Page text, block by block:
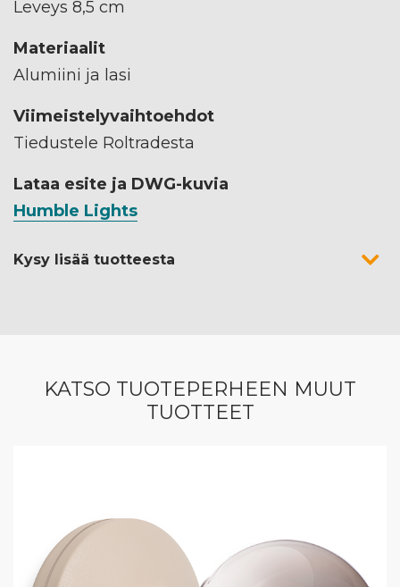
Leveys 8,5 cm
Materiaalit
Alumiini ja lasi
Viimeistelyvaihtoehdot
Tiedustele Roltradesta
Lataa esite ja DWG-kuvia
Humble Lights
Kysy lisää tuotteesta
KATSO TUOTEPERHEEN MUUT
TUOTTEET